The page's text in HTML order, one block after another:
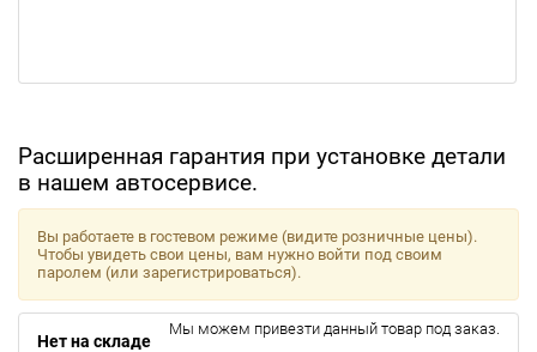
Расширенная гарантия при установке детали
в нашем автосервисе.
Вы работаете в гостевом режиме (видите розничные цены).
Чтобы увидеть свои цены, вам нужно войти под своим
паролем (или зарегистрироваться).
Нет на складе
Мы можем привезти данный товар под заказ.